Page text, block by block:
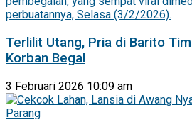
Terlilit Utang, Pria di Barito
Korban Begal
3 Februari 2026 10:09 am